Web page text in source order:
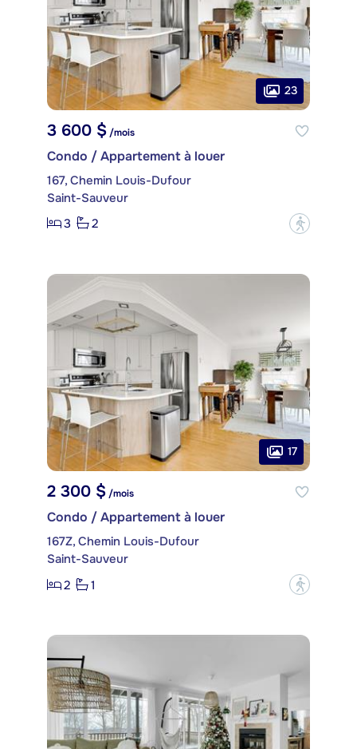
23
3 600 $ /mois
Condo / Appartement à louer
167, Chemin Louis-Dufour
Saint-Sauveur
3
2 ?
17
2 300 $/mois
Condo / Appartement à louer
167Z, Chemin Louis-Dufour
Saint-Sauveur
2
1 ?